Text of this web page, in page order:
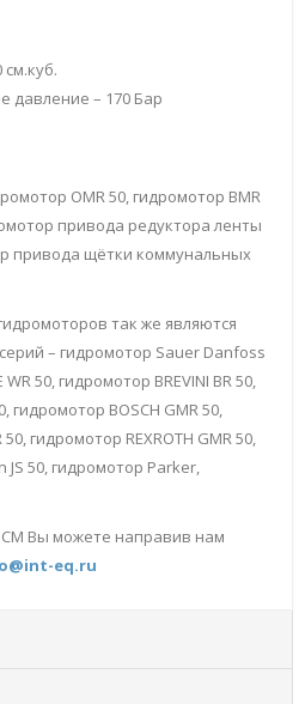
давление – 170 Бар
OMR 50, гидромотор BMR
привода редуктора ленты
привода щётки коммунальных
так же являются
– гидромотор Sauer Danfoss
50, гидромотор BREVINI BR 50,
гидромотор BOSCH GMR 50,
гидромотор REXROTH GMR 50,
50, гидромотор Parker,
Вы можете направив нам
eq.ru